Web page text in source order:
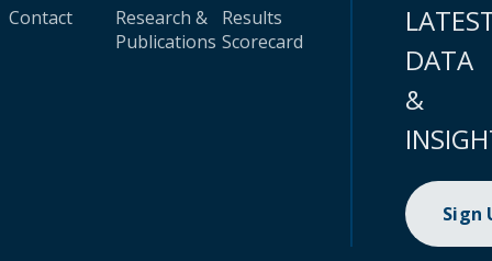
Contact
Research &
Publications
Results
Scorecard
DATA
&
Sign